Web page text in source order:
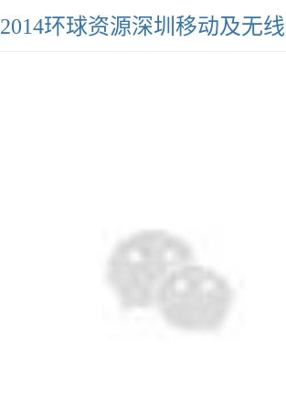
2014环球资源深圳移动及无